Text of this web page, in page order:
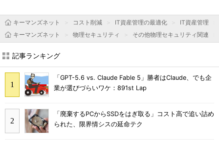
キーマンズネット コスト削減 IT資産管理の最適化
IT資産管理
キーマンズネット
物理セキュリティ その他物理セキュリティ関連
記事ランキング
「GPT-5.6 vs. Claude Fable 5」勝者はClaude、でも企
業が選びづらいワケ：891st Lap
「廃棄するPCからSSDをはぎ取る」コスト高で追い詰め
られた、限界情シスの延命テク